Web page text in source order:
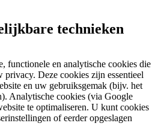
technieken
functionele en analytische cookies die
privacy. Deze cookies zijn essentieel
en uw gebruiksgemak (bijv. het
Analytische cookies (via Google
te optimaliseren. U kunt cookies
of eerder opgeslagen